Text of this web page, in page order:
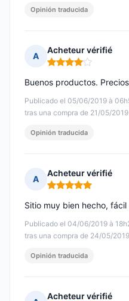
Opinión traducida
A
Acheteur vérifié
Nota: 4 de 5
Publicado el 05/06/2019 à
tras una compra de 21/05/2019
Buenos productos.
Opinión traducida
A
Acheteur vérifié
Nota: 5 de 5
Publicado el 04/06/2019 à
tras una compra de 24/05/2019
Sitio muy bien hecho,
Opinión traducida
Acheteur vérifié